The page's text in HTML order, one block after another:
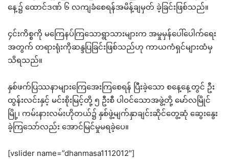
နေ့၌ ထောင်ဒဏ် ၆ လကျခံစေရန်အမိန့်ချမှတ် ခဲ့ခြင်းဖြစ်သည်။
၄င်းကိစ္စကို မကြေနပ်ကြသောရွာသားများက အမှုမှန်ပေါ်ပေါက်ရေး
အတွက် တရားရုံးကိုဆန္ဒပြခြင်းဖြစ်သည်ဟု ကာယကံရှင်များထံမှ
သိရသည်။
နှစ်ဖက်ပြဿနာများကြေအေးကြစေရန် ပြီးခဲ့သော စနေ့နေ့တွင် ဦး
ထွန်းလင်းနှင့် မင်းစိုးမြင့်တို့ ၅ ဦးစီ ပါဝင်သောအဖွဲ့တို့ မော်လမြိုင်
မြို့၊ ကမ်းနားလမ်းဟိုတယ်၌ နှစ်ဖွဲ့မျက်နှာချင်းဆိုင်တွေ့ဆုံ ဆွေးနွေး
ခဲ့ကြသော်လည်း အောင်မြင်မှုမရခဲ့ပေ။
[vslider name=”dhanmasa1112012″]